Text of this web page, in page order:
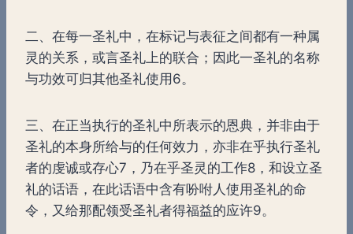
二、在每一圣礼中，在标记与表征之间都有一种属
灵的关系，或言圣礼上的联合；因此一圣礼的名称
与功效可归其他圣礼使用6。
三、在正当执行的圣礼中所表示的恩典，并非由于
圣礼的本身所给与的任何效力，亦非在乎执行圣礼
者的虔诚或存心7，乃在乎圣灵的工作8，和设立圣
礼的话语，在此话语中含有吩咐人使用圣礼的命
令，又给那配领受圣礼者得福益的应许9。